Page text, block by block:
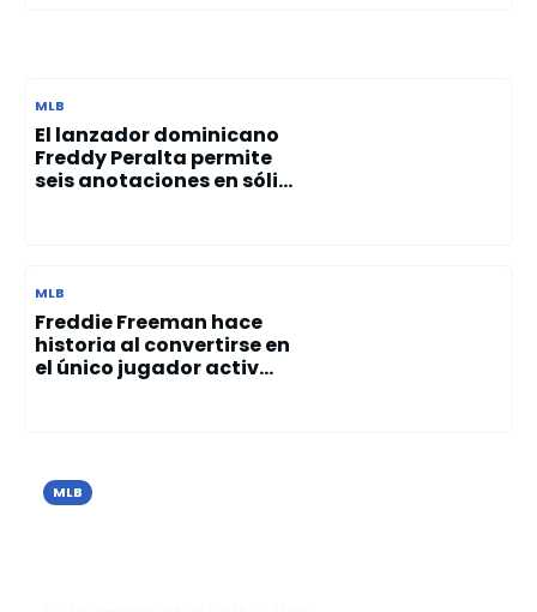
MLB
El lanzador dominicano
Freddy Peralta permite
seis anotaciones en sóli...
MLB
Freddie Freeman hace
historia al convertirse en
el único jugador activ...
MLB